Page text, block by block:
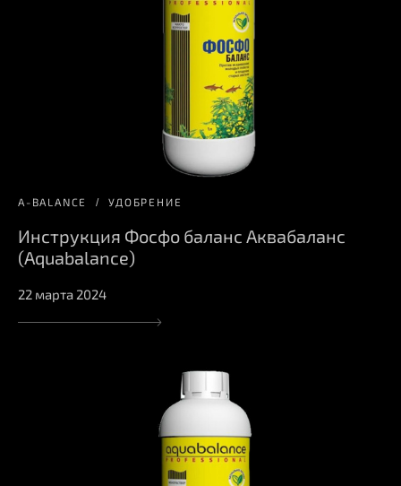
A-BALANCE УДОБРЕНИЕ
Инструкция Фосфо баланс Аквабаланс
(Aquabalance)
22 марта 2024